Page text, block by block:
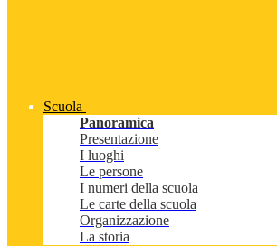
Scuola
Panoramica
Presentazione
I luoghi
Le persone
I numeri della scuola
Le carte della scuola
Organizzazione
La storia